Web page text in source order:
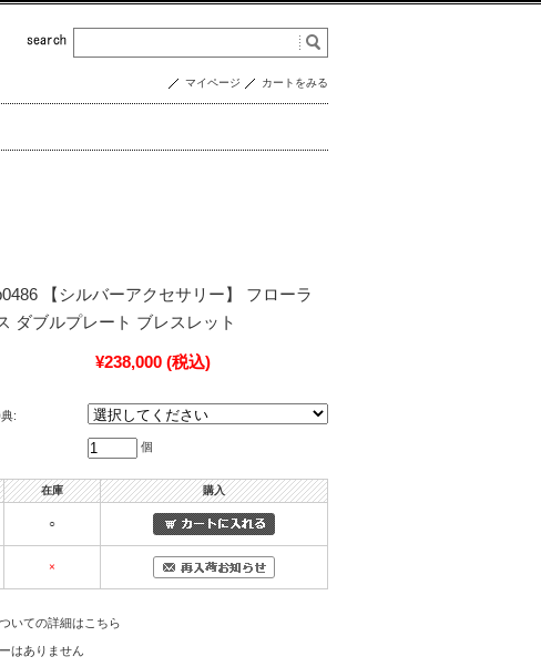
マイページ カートをみる
【シルバーアクセサリー】 フローラ
ダブルプレート ブレスレット
¥238,000 (税込)
:
個
在庫 購入
○
×
いての詳細はこちら
はありません